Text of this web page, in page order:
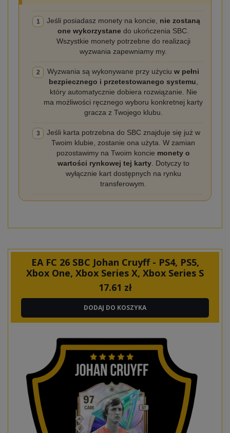
1 Jeśli posiadasz monety na koncie, nie zostaną
one wykorzystane do ukończenia SBC.
Wszystkie monety potrzebne do realizacji
wyzwania zapewniamy my.
2 Wyzwania są wykonywane przy użyciu w pełni
bezpiecznego i przetestowanego systemu,
który automatycznie dobiera rozwiązanie. Nie
ma możliwości ręcznego wyboru konkretnej karty
gracza z Twojego klubu.
3
Jeśli karta potrzebna do SBC znajduje się już w
Twoim klubie, zostanie ona użyta. W zamian
pozostawimy na Twoim koncie monety o
wartości rynkowej tej karty. Dotyczy to
wyłącznie kart dostępnych na rynku
transferowym.
EA FC 26 SBC Johan Cruyff - PS4, PS5,
Xbox One, Xbox Series X, Xbox Series S
17.61 zł
DODAJ DO KOSZYKA